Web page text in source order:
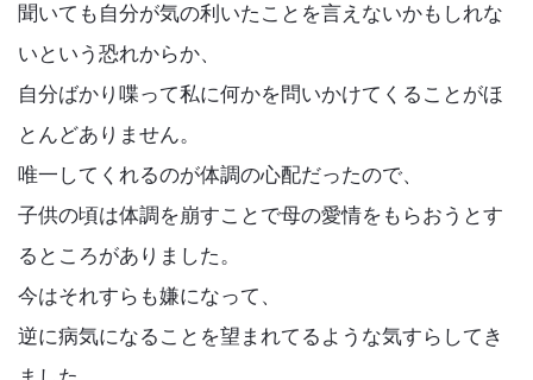
聞いても自分が気の利いたことを言えないかもしれな
いという恐れからか、
自分ばかり喋って私に何かを問いかけてくることがほ
とんどありません。
唯一してくれるのが体調の心配だったので、
子供の頃は体調を崩すことで母の愛情をもらおうとす
るところがありました。
今はそれすらも嫌になって、
逆に病気になることを望まれてるような気すらしてき